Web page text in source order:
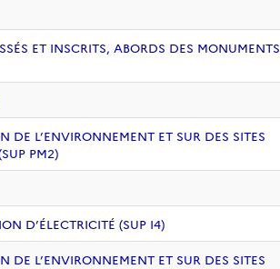
ET INSCRITS, ABORDS DES MONUMENTS
DE L’ENVIRONNEMENT ET SUR DES SITES
PM2)
D’ÉLECTRICITÉ (SUP I4)
DE L’ENVIRONNEMENT ET SUR DES SITES